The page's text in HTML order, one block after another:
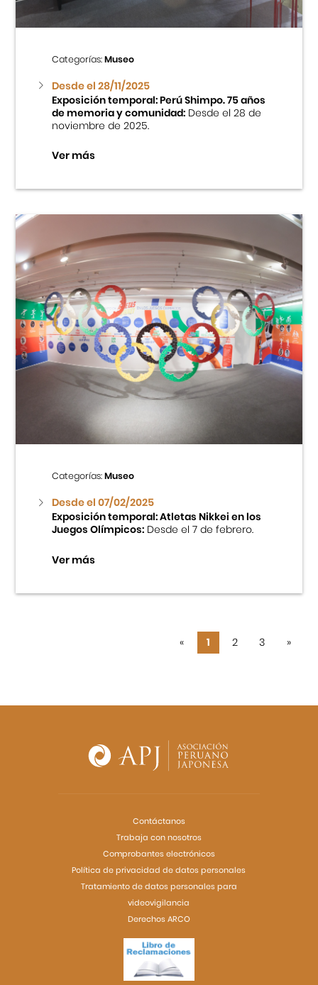
Categorías:Museo
Desde el 28/11/2025
Exposición temporal: Perú Shimpo. 75 años
de memoria y comunidad:Desde el 28 de
noviembre de 2025.
Ver más
Categorías:Museo
Desde el 07/02/2025
Exposición temporal: Atletas Nikkei en los
Juegos Olímpicos:Desde el 7 de febrero.
Ver más
« 1 2 3 »
Contáctanos
Trabaja con nosotros
Comprobantes electrónicos
Política de privacidad de datos personales
Tratamiento de datos personales para
videovigilancia
Derechos ARCO